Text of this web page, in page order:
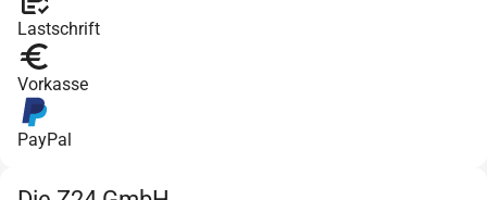
Lastschrift
Vorkasse
PayPal